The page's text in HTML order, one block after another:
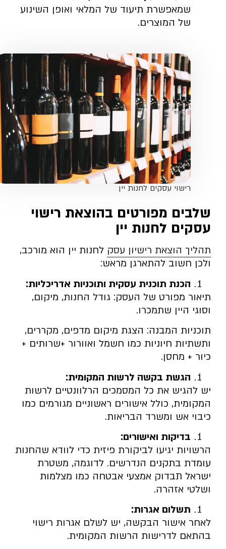
שמאפשרת תיעוד של המלאי ואופן השינוע
של המוצרים.
רישוי עסקים לחנות יין
שלבים מפורטים בהוצאת רישוי
עסקים לחנות יין
תהליך הוצאת רישיון עסק לחנות יין הוא מורכב,
ולכן חשוב להתארגן מראש:
הכנת תוכנית עסקית ותוכניות אדריכליות:
תיאור מפורט של העסק: גודל החנות, מיקום,
וסוגי היין שתמכרו.
תוכניות המבנה: הצגת מיקום מדפים, מקררים,
ותשתיות חיוניות כמו חשמל ואוורור +שרותים +
כיור + מחסן.
הגשת בקשה לרשות המקומית:
יש להגיש את כל המסמכים הרלוונטיים לרשות
המקומית, כולל אישורים ראשוניים מגורמים כמו
כיבוי אש ומשרד הבריאות.
בדיקות ואישורים:
הרשויות יגיעו לביקורת פיזית כדי לוודא שהחנות
עומדת בתקנים הנדרשים. לדוגמה, משטרת
ישראל תבדוק אמצעי אבטחה כמו מצלמות
ושלטי אזהרה.
תשלום אגרות:
לאחר אישור הבקשה, יש לשלם אגרות רישוי
בהתאם לדרישות הרשות המקומית.